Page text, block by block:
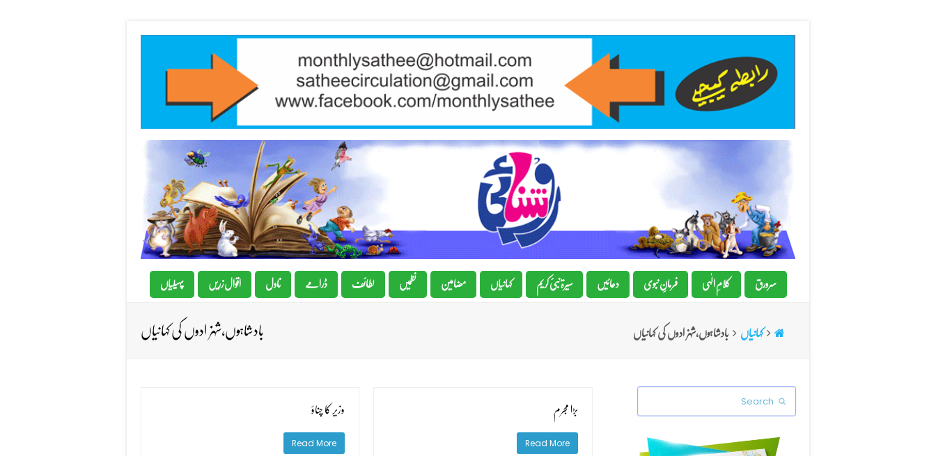
سرورق کلامِ الٰہی فرمانِِ نبوی دعائیں سیرۃ نبیٔ کریم کہانیاں مضامین نظمیں لطائف ڈرامے ناول اقوال زریں پہیلیاں
بادشاہوں،شہزادوں کی کہانیاں کہانیاں بادشاہوں،شہزادوں کی کہانیاں
بڑا مجرم
Read More
وزیر کا چناؤ
Read More
Search